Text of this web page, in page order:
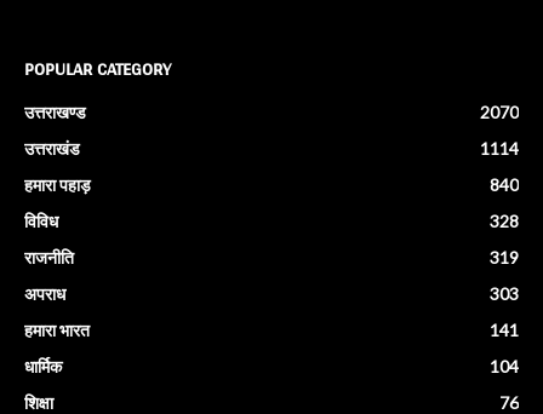
POPULAR CATEGORY
उत्तराखण्ड
2070
उत्तराखंड
1114
हमारा पहाड़
840
विविध
328
राजनीति
319
अपराध
303
हमारा भारत
141
धार्मिक
104
शिक्षा
76